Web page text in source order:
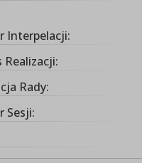
Interpelacji:
Realizacji:
Rady:
Sesji: